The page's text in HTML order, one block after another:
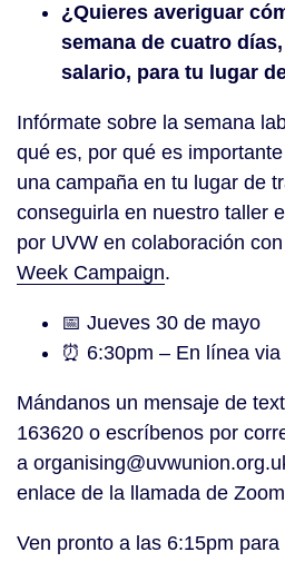
¿Quieres averiguar
semana de cuatro
salario, para tu lugar
Infórmate sobre la semana
qué es, por qué es
una campaña en tu lugar de
conseguirla en nuestro taller
por UVW en colaboración
Week Campaign.
📅 Jueves 30 de mayo
⏰ 6:30pm – En línea via
Mándanos un mensaje de
163620 o escríbenos por
a
enlace de la llamada de
Ven pronto a las 6:15pm